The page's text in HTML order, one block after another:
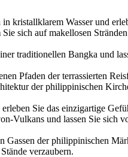
kristallklarem Wasser und
sich auf makellosen
traditionellen Bangka und
Pfaden der terrassierten
der philippinischen
Sie das einzigartige
Vulkans und lassen Sie sich
Gassen der philippinischen
verzaubern.